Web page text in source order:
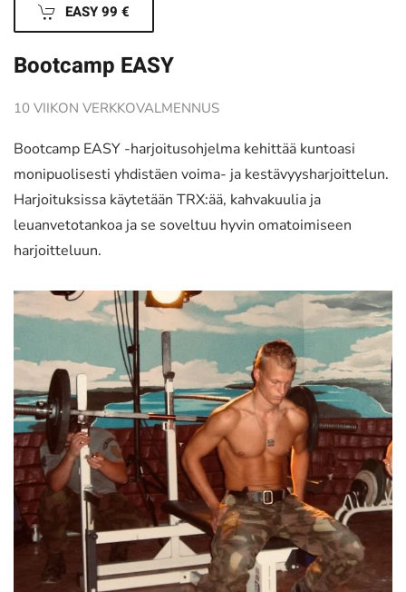
EASY 99 €
Bootcamp EASY
10 VIIKON VERKKOVALMENNUS
Bootcamp EASY -harjoitusohjelma kehittää kuntoasi
monipuolisesti yhdistäen voima- ja kestävyysharjoittelun.
Harjoituksissa käytetään TRX:ää, kahvakuulia ja
leuanvetotankoa ja se soveltuu hyvin omatoimiseen
harjoitteluun.